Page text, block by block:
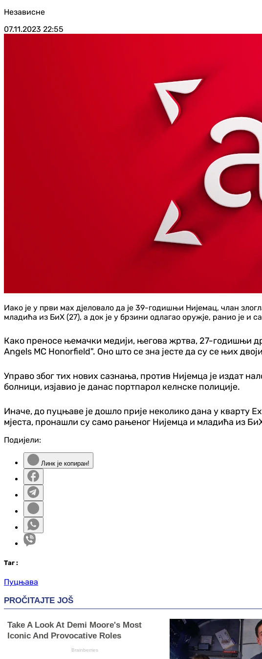
Независне
07.11.2023 22:55
Иако је у први мах д‌јеловало да је 39-годишњи Нијемац, члан
младића из БиХ (27), а док је у брзини одлагао оружје, ранио је и
Како преносе њемачки медији, његова жртва, 27-годишњи
Angels MC Honorfield". Оно што се зна јесте да су се њих
Управо због тих нових сазнања, против Нијемца је издат
болници, изјавио је данас портпарол келнске полиције.
Иначе, до пуцњаве је дошло прије неколико дана у кварту
мјеста, пронашли су само рањеног Нијемца и младића из
Подијели:
Линк је копиран!
Таг :
Пуцњава